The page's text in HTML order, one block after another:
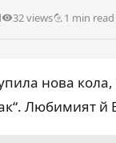
32 views 1 min read
нова
Любимият й